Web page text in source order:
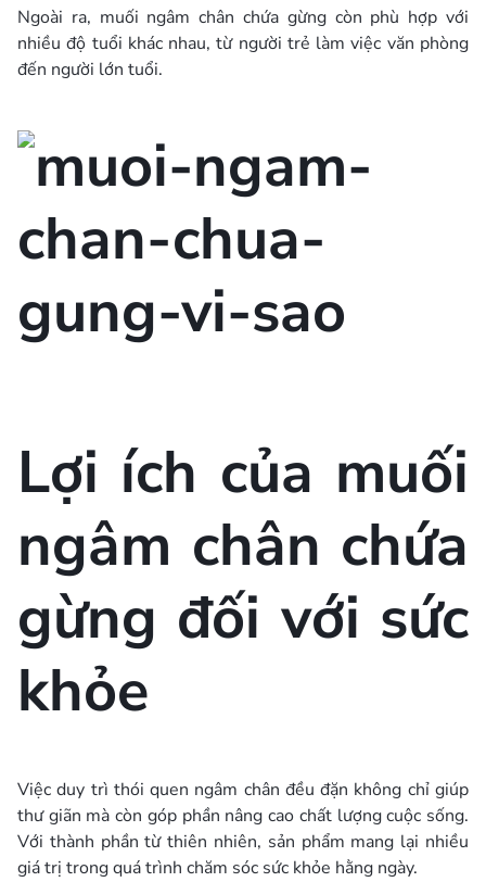
Ngoài ra, muối ngâm chân chứa gừng còn phù hợp với
nhiều độ tuổi khác nhau, từ người trẻ làm việc văn phòng
đến người lớn tuổi.
Lợi ích của muối
ngâm chân chứa
gừng đối với sức
khỏe
Việc duy trì thói quen ngâm chân đều đặn không chỉ giúp
thư giãn mà còn góp phần nâng cao chất lượng cuộc sống.
Với thành phần từ thiên nhiên, sản phẩm mang lại nhiều
giá trị trong quá trình chăm sóc sức khỏe hằng ngày.